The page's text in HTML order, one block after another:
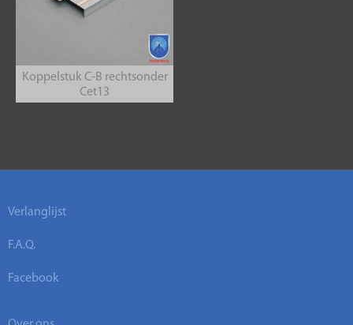
Koppelstuk C-B rechtsonder
Cet13
Verlanglijst
F.A.Q.
Facebook